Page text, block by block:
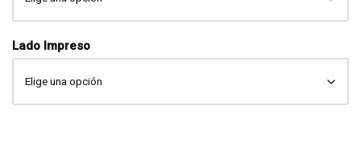
Lado Impreso